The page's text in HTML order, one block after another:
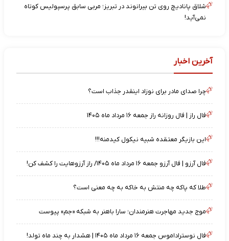
شلاق پانادیچ روی تن بیرانوند در تبریز؛ مربی سابق پرسپولیس کوتاه
نمی‌آید!
آخرین اخبار
چرا صدای مادر برای نوزاد اینقدر جذاب است؟
فال راز | فال روزانه راز جمعه ۱۶ مرداد ماه ۱۴۰۵
این بازیگر معتقده شبیه نیکول کیدمنه!!!
فال آرزو | فال آرزو جمعه ۱۶ مرداد ماه ۱۴۰۵/ راز آرزوهایت را کشف کن!
طلا که پاکه چه منتش به خاکه به چه معنی است؟
موج جدید مهاجرت هنرمندان؛ سارا باهنر به شبکه «جم» پیوست
فال نوستراداموس جمعه ۱۶ مرداد ماه ۱۴۰۵ | هشدار به چند ماه تولد!